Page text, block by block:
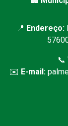
📍 Endereço:
📞
✉️ E-mail: